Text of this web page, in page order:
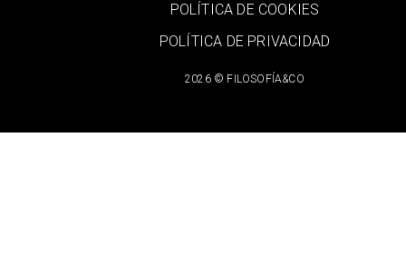
2026 © FILOSOFÍA&CO
POLÍTICA DE COOKIES
POLÍTICA DE PRIVACIDAD